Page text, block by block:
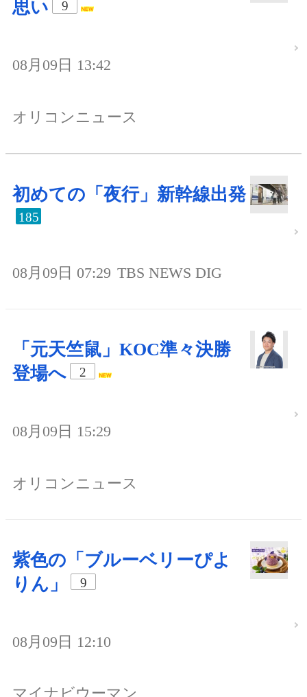
思い 9
08月09日 13:42
オリコンニュース
初めての「夜行」新幹線出発
185
08月09日 07:29 TBS NEWS DIG
「元天竺鼠」KOC準々決勝
登場へ
2
08月09日 15:29
オリコンニュース
紫色の「ブルーベリーぴよ
りん」
9
08月09日 12:10
マイナビウーマン